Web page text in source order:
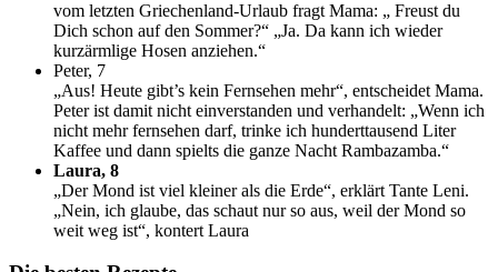
vom letzten Griechenland-Urlaub fragt Mama: „ Freust du
Dich schon auf den Sommer?“ „Ja. Da kann ich wieder
kurzärmlige Hosen anziehen.“
Peter, 7
„Aus! Heute gibt’s kein Fernsehen mehr“, entscheidet Mama.
Peter ist damit nicht einverstanden und verhandelt: „Wenn ich
nicht mehr fernsehen darf, trinke ich hunderttausend Liter
Kaffee und dann spielts die ganze Nacht Rambazamba.“
Laura, 8
„Der Mond ist viel kleiner als die Erde“, erklärt Tante Leni.
„Nein, ich glaube, das schaut nur so aus, weil der Mond so
weit weg ist“, kontert Laura